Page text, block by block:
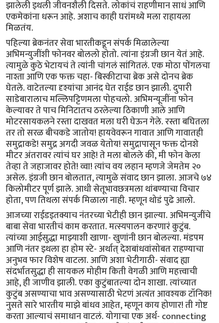
झालेली इथली जीवनशैली दिसते. लोकांचं राहणीमान साधं आणि
एकमेकांना धरून आहे. अशाच काही घरांमध्ये मला राहायला
मिळतंय.
पहिल्या ब्रेकनंतर सेवा भारतीकडून संपर्क मिळालेल्या
अभिमन्युजींशी फोनवर बोललो होतो. त्यांना इंग्रजी छान येतं आहे.
त्यामुळे कुठे भेटायचं ते त्यांनी चांगलं सांगितलं. एक मोठा पोंगलचा
नाश्ता आणि एक फक्त चहा- बिस्कीटाचा ब्रेक असे दोनच ब्रेक
घेतले. वाटेतल्या दृश्यांचा आनंद घेत राईड छान झाली. दुपारी
साडेबारालाच मल्लिपट्टिणमला पोहचलो. अभिमन्यूजींना फोन
केल्यावर ते पाच मिनिटातच ठरलेल्या ठिकाणी आले आणि
मोटरसायकलने रस्ता दाखवत मला घरी घेऊन गेले. रस्ता बघितला
तर तो सरळ बीचकडे जातोय! हायवेवरून गावात आणि गावातही
समुद्राकडे! समुद्र अगदी जवळ येतोय! समुद्रापासून फक्त दोनशे
मीटर अंतरावर त्यांचं घर आहे! ते मला बोलले की, मी फोन केला
तेव्हा ते जहाजावर होते! व्वा! त्यांच वय लहान म्हणजे जेमतेम २०
असेल. इंग्रजी छान बोलतात, त्यामुळे संवाद छान झाला. आजचे ७४
किलोमीटर पूर्ण झाले. आधी सेतूभावछत्रमला थांबण्याचा विचार
होता, पण तिथला संपर्क मिळाला नाही. म्हणून थोडं पुढे आलो.
आजच्या राईडइतक्याच नंतरच्या भेटीही छान झाल्या. अभिमन्युजींचे
बाबा सेवा भारतीचं काम करतात. मत्स्यपालन करणारं कुटुंब.
त्यांच्या आईसुद्धा माझ्याशी खाणा- खुणांनी छान बोलल्या. मंडपम
आणि नंतर इथला हा होम स्टे- अर्थात् देशबांधवांसोबत राहण्याचा
अनुभव फार विशेष वाटला. आणि अशा भेटीगाठी- संवाद ह्या
संदर्भातसुद्धा ही सायकल मोहीम किती वेगळी आणि महत्त्वाची
आहे, ही जाणीव झाली. एका कुटुंबातल्या दोन शाखा. त्यांच्यात
कुटुंब असण्याचा भाव असण्यासाठी भेटणं अत्यंत आवश्यक टॉनिक!
नुसते सारे भारतीय माझे बांधव आहेत, म्हणून काय होणार! ती गोष्ट
करता आल्याचं समाधान वाटलं. योगाचा एक अर्थ- connecting